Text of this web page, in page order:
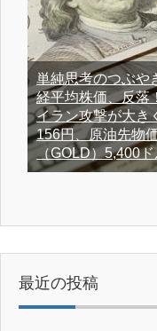
単純思考のつぶや
経平均株価、反落
イラン攻撃が大き
156円、原油先物
（GOLD）5,400
最近の投稿